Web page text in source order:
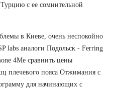
с ее сомнительной
в Киеве, очень неспокойно
labs аналоги Подольск - Ferring
4Me сравнить цены
плечевого пояса Отжимания с
для начинающих с